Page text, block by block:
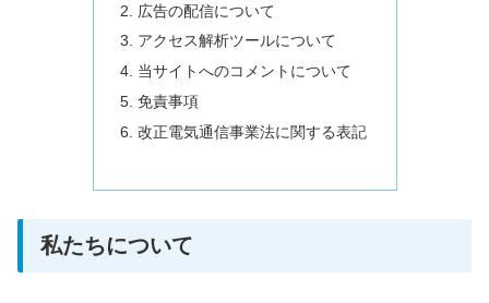
広告の配信について
アクセス解析ツールについて
当サイトへのコメントについて
免責事項
改正電気通信事業法に関する表記
私たちについて